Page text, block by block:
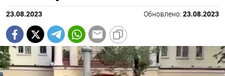
23.08.2023 Обновлено: 23.08.2023